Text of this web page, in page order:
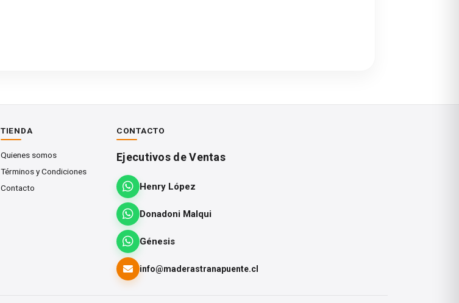
TIENDA
Quienes somos
Términos y Condiciones
Contacto
CONTACTO
Ejecutivos de Ventas
Henry López
Donadoni Malqui
Génesis
info@maderastranapuente.cl